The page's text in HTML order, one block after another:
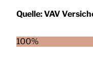
Quelle:VAV
100%